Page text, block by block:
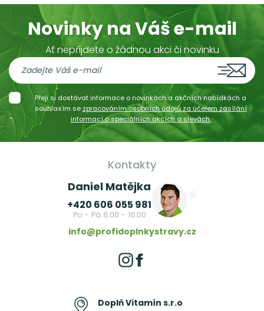
Novinky na Váš e-mail
Ať nepřijdete o žádnou akci či novinku
Přeji si dostávat informace o novinkách a akčních nabídkách a
souhlasím se zpracováním osobních údajů za účelem zasílání
informací o speciálních akcích a slevách.
Kontakty
Daniel Matějka
+420 606 055 981
Po - Pá 8:00 - 16:00
info@profidoplnkystravy.cz
Doplň Vitamín s.r.o